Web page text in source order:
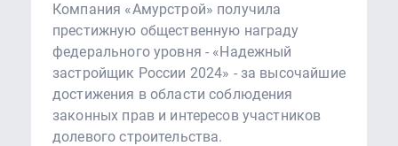
Компания «Амурстрой» получила
престижную общественную награду
федерального уровня - «Надежный
застройщик России 2024» - за высочайшие
достижения в области соблюдения
законных прав и интересов участников
долевого строительства.